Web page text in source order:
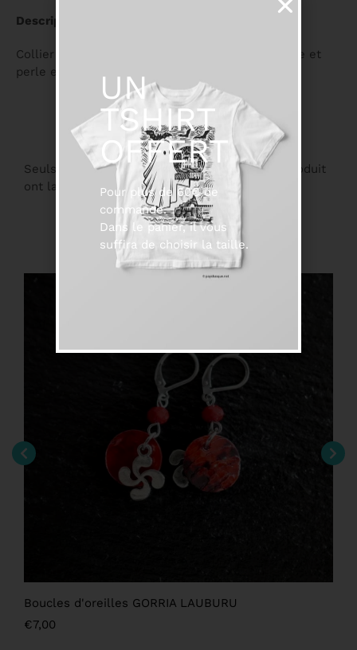
Description :
Collier ras du cou 40 cm , chaîne acier inoxydable et
perle en verre .
Seuls les clients connectés ayant acheté ce produit
ont la possibilité de laisser un avis.
Suggestions
Boucles d'oreilles GORRIA LAUBURU
€7,00
UN
TSHIRT
OFFERT
Pour plus de 60€ de
commande.
Dans le panier, il vous
suffira de choisir la taille.